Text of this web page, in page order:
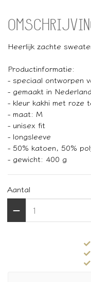
Heerlijk zachte
Productinformatie:
- speciaal ontworpen
- gemaakt in
- kleur kakhi met roze
- maat: M
- unisex fit
- longsleeve
- 50% katoen, 50%
- gewicht: 400 g
Aantal